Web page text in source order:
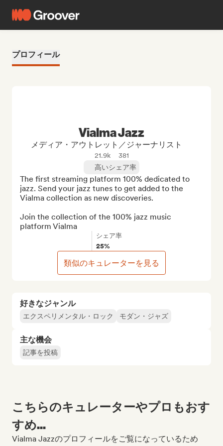
プロフィール
好きなジャンル
エクスペリメンタル・ロック モダン・ジャズ
主な機会
記事を投稿
Vialma Jazz
メディア・アウトレット／ジャーナリスト
21.9k
381
高いシェア率
The first streaming platform 100% dedicated to
jazz. Send your jazz tunes to get added to the
Vialma collection as new discoveries.
Join the collection of the 100% jazz music
platform Vialma
シェア率
25%
類似のキュレーターを見る
こちらのキュレーターやプロもおす
すめ...
Vialma Jazzのプロフィールをご覧になっているため